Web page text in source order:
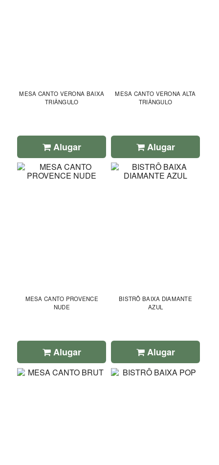
MESA CANTO VERONA BAIXA
TRIÂNGULO
Alugar
MESA CANTO VERONA ALTA
TRIÂNGULO
Alugar
MESA CANTO PROVENCE
NUDE
Alugar
BISTRÔ BAIXA DIAMANTE
AZUL
Alugar